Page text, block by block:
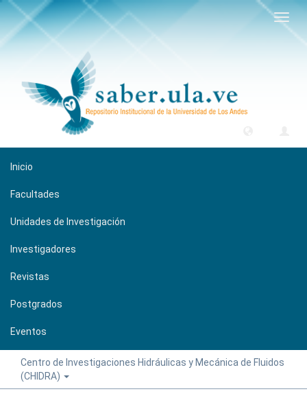
Inicio
Facultades
Unidades de Investigación
Investigadores
Revistas
Postgrados
Eventos
Centro de Investigaciones Hidráulicas y Mecánica de Fluidos
(CHIDRA)